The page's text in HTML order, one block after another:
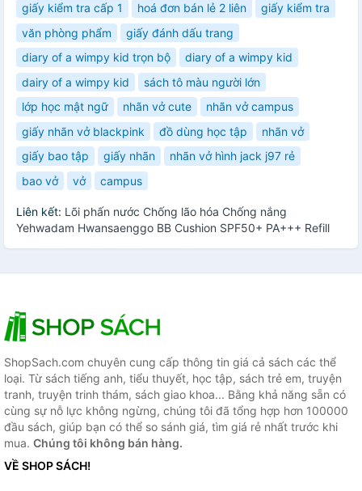
giấy kiểm tra cấp 1
hoá đơn bán lẻ 2 liên
giấy kiểm tra
văn phòng phẩm
giấy đánh dấu trang
diary of a wimpy kid trọn bộ
diary of a wimpy kid
dairy of a wimpy kid
sách tô màu người lớn
lớp học mật ngữ
nhãn vở cute
nhãn vở campus
giấy nhãn vở blackpink
đồ dùng học tập
nhãn vở
giấy bao tập
giấy nhãn
nhãn vở hình jack j97 rẻ
bao vở
vở campus
Liên kết: Lõi phấn nước Chống lão hóa Chống nắng
Yehwadam Hwansaenggo BB Cushion SPF50+ PA+++ Refill
ShopSach.com chuyên cung cấp thông tin giá cả sách các thể
loại. Từ sách tiếng anh, tiểu thuyết, học tập, sách trẻ em, truyện
tranh, truyện trinh thám, sách giao khoa... Bằng khả năng sẵn có
cùng sự nỗ lực không ngừng, chúng tôi đã tổng hợp hơn 100000
đầu sách, giúp bạn có thể so sánh giá, tìm giá rẻ nhất trước khi
mua. Chúng tôi không bán hàng.
VỀ SHOP SÁCH!